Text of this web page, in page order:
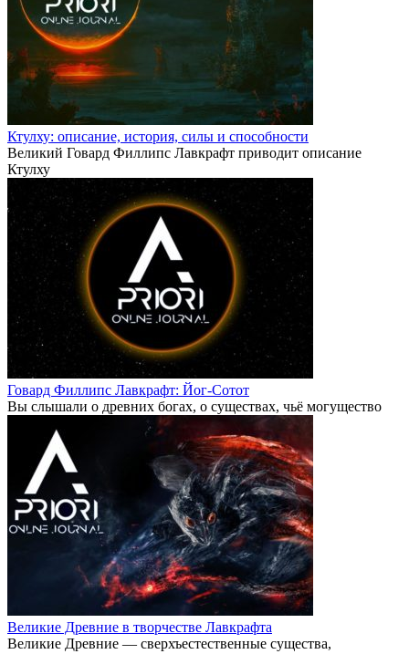
Ктулху: описание, история, силы и способности
Великий Говард Филлипс Лавкрафт приводит описание
Ктулху
Говард Филлипс Лавкрафт: Йог-Сотот
Вы слышали о древних богах, о существах, чьё могущество
Великие Древние в творчестве Лавкрафта
Великие Древние — сверхъестественные существа,